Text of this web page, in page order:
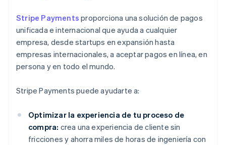
Stripe Payments proporciona una solución de pagos
unificada e internacional que ayuda a cualquier
empresa, desde startups en expansión hasta
empresas internacionales, a aceptar pagos en línea, en
persona y en todo el mundo.
Stripe Payments puede ayudarte a:
Optimizar la experiencia de tu proceso de
compra: crea una experiencia de cliente sin
fricciones y ahorra miles de horas de ingeniería con